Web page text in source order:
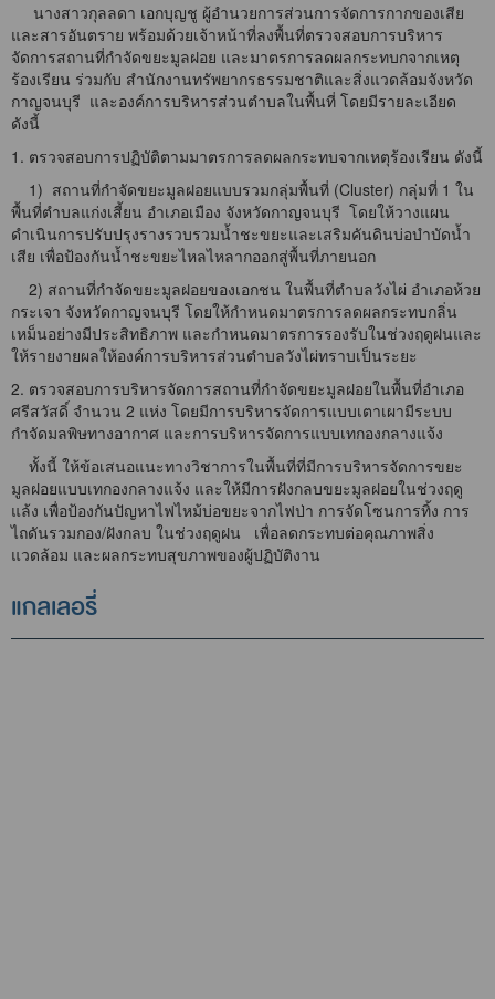
นางสาวกุลลดา เอกบุญชู ผู้อำนวยการส่วนการจัดการกากของเสีย
และสารอันตราย พร้อมด้วยเจ้าหน้าที่ลงพื้นที่ตรวจสอบการบริหาร
จัดการสถานที่กำจัดขยะมูลฝอย และมาตรการลดผลกระทบกจากเหตุ
ร้องเรียน ร่วมกับ สำนักงานทรัพยากรธรรมชาติและสิ่งแวดล้อมจังหวัด
กาญจนบุรี และองค์การบริหารส่วนตำบลในพื้นที่ โดยมีรายละเอียด
ดังนี้
1. ตรวจสอบการปฏิบัติตามมาตรการลดผลกระทบจากเหตุร้องเรียน ดังนี้
1) สถานที่กำจัดขยะมูลฝอยแบบรวมกลุ่มพื้นที่ (Cluster) กลุ่มที่ 1 ใน
พื้นที่ตำบลแก่งเสี้ยน อำเภอเมือง จังหวัดกาญจนบุรี โดยให้วางแผน
ดำเนินการปรับปรุงรางรวบรวมน้ำชะขยะและเสริมคันดินบ่อบำบัดน้ำ
เสีย เพื่อป้องกันน้ำชะขยะไหลไหลากออกสู่พื้นที่ภายนอก
2) สถานที่กำจัดขยะมูลฝอยของเอกชน ในพื้นที่ตำบลวังไผ่ อำเภอห้วย
กระเจา จังหวัดกาญจนบุรี โดยให้กำหนดมาตรการลดผลกระทบกลิ่น
เหม็นอย่างมีประสิทธิภาพ และกำหนดมาตรการรองรับในช่วงฤดูฝนและ
ให้รายงายผลให้องค์การบริหารส่วนตำบลวังไผ่ทราบเป็นระยะ
2. ตรวจสอบการบริหารจัดการสถานที่กำจัดขยะมูลฝอยในพื้นที่อำเภอ
ศรีสวัสดิ์ จำนวน 2 แห่ง โดยมีการบริหารจัดการแบบเตาเผามีระบบ
กำจัดมลพิษทางอากาศ และการบริหารจัดการแบบเทกองกลางแจ้ง
ทั้งนี้ ให้ข้อเสนอแนะทางวิชาการในพื้นที่ที่มีการบริหารจัดการขยะ
มูลฝอยแบบเทกองกลางแจ้ง และให้มีการฝังกลบขยะมูลฝอยในช่วงฤดู
แล้ง เพื่อป้องกันปัญหาไฟไหม้บ่อขยะจากไฟป่า การจัดโซนการทิ้ง การ
ไถดันรวมกอง/ฝังกลบ ในช่วงฤดูฝน เพื่อลดกระทบต่อคุณภาพสิ่ง
แวดล้อม และผลกระทบสุขภาพของผู้ปฏิบัติงาน
แกลเลอรี่